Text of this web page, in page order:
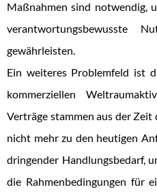
Maßnahmen sind notwendig,
verantwortungsbewusste
gewährleisten.
Ein weiteres Problemfeld ist
kommerziellen
Verträge stammen aus der Zeit
nicht mehr zu den heutigen
dringender Handlungsbedarf,
die Rahmenbedingungen für